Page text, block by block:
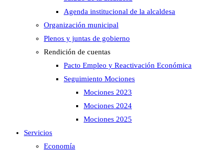
Agenda institucional de la alcaldesa
Organización municipal
Plenos y juntas de gobierno
Rendición de cuentas
Pacto Empleo y Reactivación Económica
Seguimiento Mociones
Mociones 2023
Mociones 2024
Mociones 2025
Servicios
Economía